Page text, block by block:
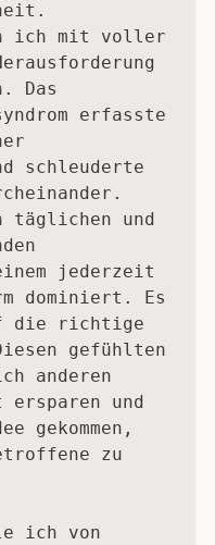
ich mit voller
Das
erfasste
schleuderte
täglichen und
jederzeit
dominiert. Es
die richtige
gefühlten
anderen
ersparen und
gekommen,
zu
ich von